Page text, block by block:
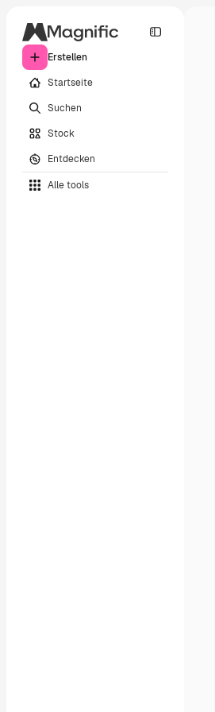
Erstellen
Startseite
Suchen
Stock
Entdecken
Alle tools